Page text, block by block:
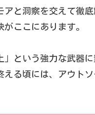
と洞察を交えて徹
ここにあります。
という強力な武器
る頃には、アウト